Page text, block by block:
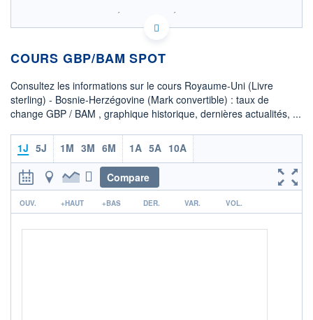
SIX - FOREX 2 DONNÉES TEMPS RÉEL
Politique d'exécution
15h29
OUVERTURE
2,2846
CLÔTURE VEILLE
2,2880 2,2805
COTATION SPÉCIFIQUE
COURS GBP/BAM SPOT
Consultez les informations sur le cours Royaume-Uni (Livre
sterling) - Bosnie-Herzégovine (Mark convertible) : taux de
change GBP / BAM , graphique historique, dernières actualités, ...
1J 5J 1M 3M 6M 1A 5A 10A
Compare
r
OUV. +HAUT +BAS DER. VAR. VOL.